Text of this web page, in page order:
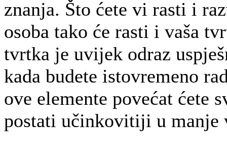
znanja. Što ćete vi rasti i
osoba tako će rasti i vaša
tvrtka je uvijek odraz
kada budete istovremeno
ove elemente povećat ćete
postati učinkovitiji u